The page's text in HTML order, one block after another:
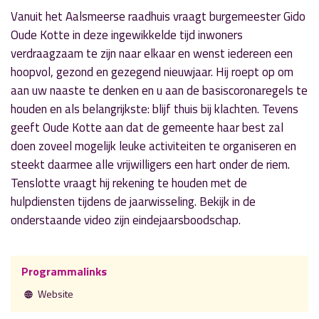
Vanuit het Aalsmeerse raadhuis vraagt burgemeester Gido
Oude Kotte in deze ingewikkelde tijd inwoners
verdraagzaam te zijn naar elkaar en wenst iedereen een
hoopvol, gezond en gezegend nieuwjaar. Hij roept op om
aan uw naaste te denken en u aan de basiscoronaregels te
houden en als belangrijkste: blijf thuis bij klachten. Tevens
geeft Oude Kotte aan dat de gemeente haar best zal
doen zoveel mogelijk leuke activiteiten te organiseren en
steekt daarmee alle vrijwilligers een hart onder de riem.
Tenslotte vraagt hij rekening te houden met de
hulpdiensten tijdens de jaarwisseling. Bekijk in de
onderstaande video zijn eindejaarsboodschap.
Programmalinks
Website